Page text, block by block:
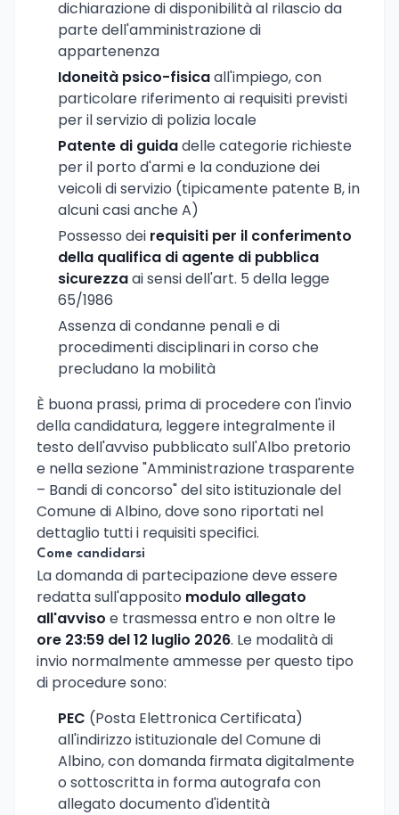
dichiarazione di disponibilità al rilascio da
parte dell'amministrazione di
appartenenza
Idoneità psico-fisicaall'impiego, con
particolare riferimento ai requisiti previsti
per il servizio di polizia locale
Patente di guidadelle categorie richieste
per il porto d'armi e la conduzione dei
veicoli di servizio (tipicamente patente B, in
alcuni casi anche A)
Possesso dei requisiti per il conferimento
della qualifica di agente di pubblica
sicurezzaai sensi dell'art. 5 della legge
65/1986
Assenza di condanne penali e di
procedimenti disciplinari in corso che
precludano la mobilità
È buona prassi, prima di procedere con l'invio
della candidatura, leggere integralmente il
testo dell'avviso pubblicato sull'Albo pretorio
e nella sezione "Amministrazione trasparente
– Bandi di concorso" del sito istituzionale del
Comune di Albino, dove sono riportati nel
dettaglio tutti i requisiti specifici.
Come candidarsi
La domanda di partecipazione deve essere
redatta sull'apposito modulo allegato
all'avviso e trasmessa entro e non oltre le
ore 23:59 del 12 luglio 2026. Le modalità di
invio normalmente ammesse per questo tipo
di procedure sono:
PEC (Posta Elettronica Certificata)
all'indirizzo istituzionale del Comune di
Albino, con domanda firmata digitalmente
o sottoscritta in forma autografa con
allegato documento d'identità